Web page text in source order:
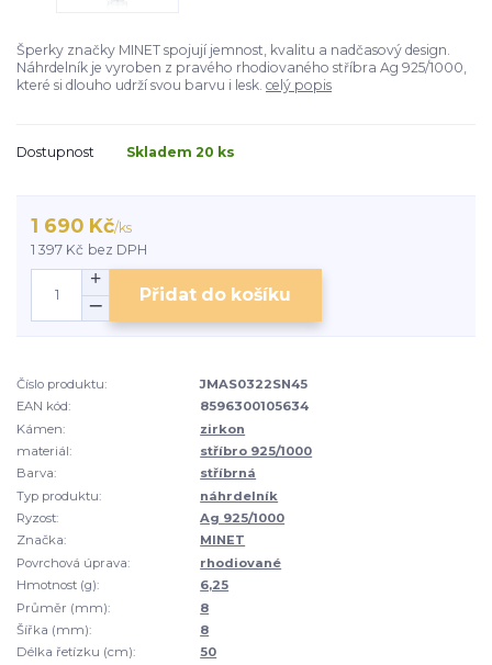
Šperky značky MINET spojují jemnost, kvalitu a nadčasový design.
Náhrdelník je vyroben z pravého rhodiovaného stříbra Ag 925/1000,
které si dlouho udrží svou barvu i lesk. celý popis
Dostupnost Skladem 20 ks
1 690 Kč/ks
1 397 Kč bez DPH
Přidat do košíku
Číslo produktu:
JMAS0322SN45
EAN kód:
8596300105634
Kámen:
zirkon
materiál:
stříbro 925/1000
Barva:
stříbrná
Typ produktu:
náhrdelník
Ryzost:
Ag 925/1000
Značka:
MINET
Povrchová úprava:
rhodiované
Hmotnost (g):
6,25
Průměr (mm):
8
Šířka (mm):
8
Délka řetízku (cm):
50